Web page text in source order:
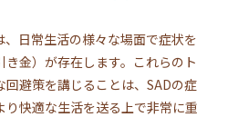
日常生活の様々な場面で症状を
金）が存在します。これらのト
回避策を講じることは、SADの症
快適な生活を送る上で非常に重